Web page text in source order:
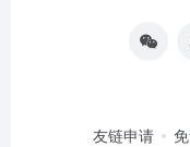
友链申请